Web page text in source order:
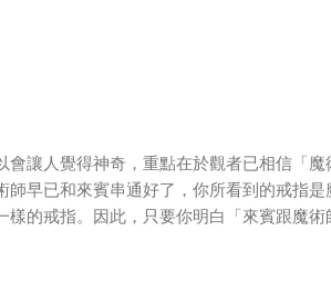
會讓人覺得神奇，重點在於觀者已相信「魔
師早已和來賓串通好了，你所看到的戒指
樣的戒指。因此，只要你明白「來賓跟魔